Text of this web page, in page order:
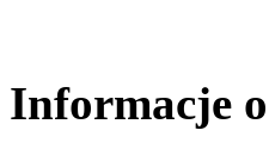
Informacje